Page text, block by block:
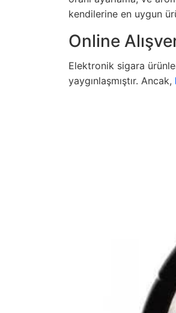
kendilerine en uygun
Online
Elektronik sigara
yaygınlaşmıştır. Ancak,